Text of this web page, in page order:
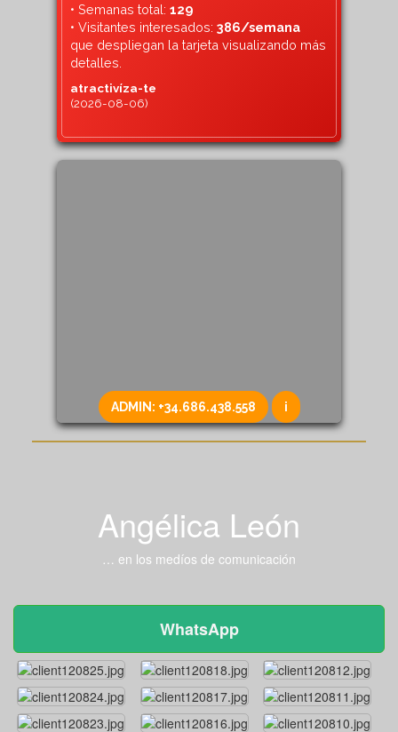
• Semanas total: 129
• Visitantes interesados: 386/semana
que despliegan la tarjeta visualizando más
detalles.
atractivíza-te
(2026-08-06)
ADMIN: +34.686.438.558 i
Angélica León
… en los medíos de comunicación
WhatsApp